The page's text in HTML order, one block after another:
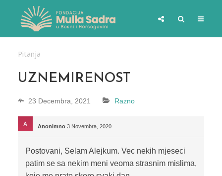
Pitanja
UZNEMIRENOST
23 Decembra, 2021 Razno
Anonimno 3 Novembra, 2020
Postovani, Selam Alejkum. Vec nekih mjeseci
patim se sa nekim meni veoma strasnim mislima,